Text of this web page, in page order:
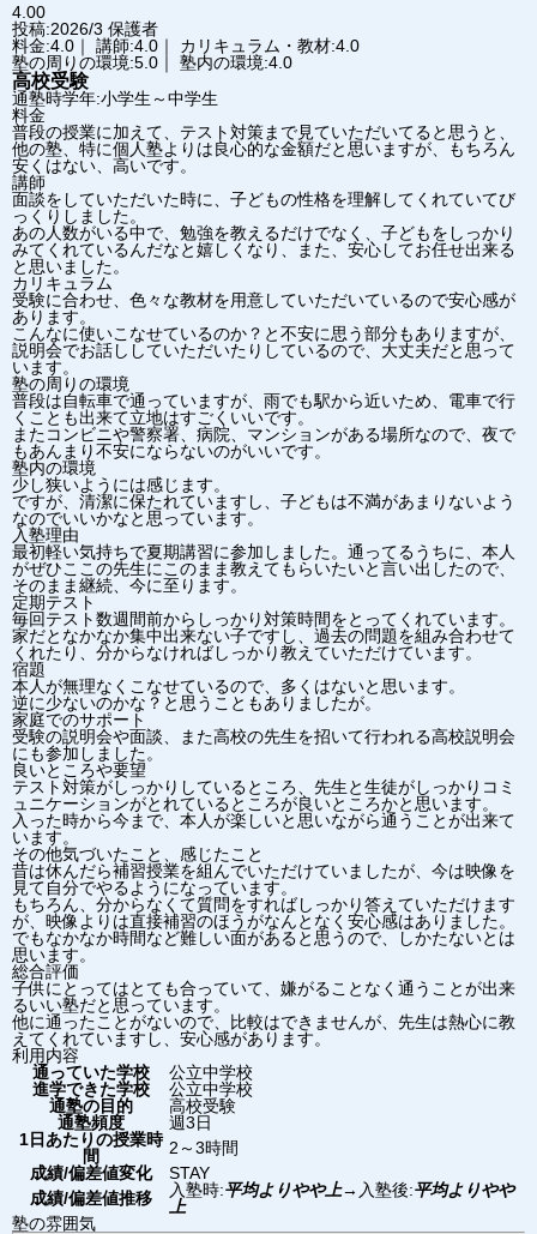
4.00
投稿:2026/3 保護者
料金:4.0｜ 講師:4.0｜ カリキュラム・教材:4.0
塾の周りの環境:5.0｜ 塾内の環境:4.0
高校受験
通塾時学年:小学生～中学生
料金
普段の授業に加えて、テスト対策まで見ていただいてると思うと、
他の塾、特に個人塾よりは良心的な金額だと思いますが、もちろん
安くはない、高いです。
講師
面談をしていただいた時に、子どもの性格を理解してくれていてび
っくりしました。
あの人数がいる中で、勉強を教えるだけでなく、子どもをしっかり
みてくれているんだなと嬉しくなり、また、安心してお任せ出来る
と思いました。
カリキュラム
受験に合わせ、色々な教材を用意していただいているので安心感が
あります。
こんなに使いこなせているのか？と不安に思う部分もありますが、
説明会でお話ししていただいたりしているので、大丈夫だと思って
います。
塾の周りの環境
普段は自転車で通っていますが、雨でも駅から近いため、電車で行
くことも出来て立地はすごくいいです。
またコンビニや警察署、病院、マンションがある場所なので、夜で
もあんまり不安にならないのがいいです。
塾内の環境
少し狭いようには感じます。
ですが、清潔に保たれていますし、子どもは不満があまりないよう
なのでいいかなと思っています。
入塾理由
最初軽い気持ちで夏期講習に参加しました。通ってるうちに、本人
がぜひここの先生にこのまま教えてもらいたいと言い出したので、
そのまま継続、今に至ります。
定期テスト
毎回テスト数週間前からしっかり対策時間をとってくれています。
家だとなかなか集中出来ない子ですし、過去の問題を組み合わせて
くれたり、分からなければしっかり教えていただけています。
宿題
本人が無理なくこなせているので、多くはないと思います。
逆に少ないのかな？と思うこともありましたが。
家庭でのサポート
受験の説明会や面談、また高校の先生を招いて行われる高校説明会
にも参加しました。
良いところや要望
テスト対策がしっかりしているところ、先生と生徒がしっかりコミ
ュニケーションがとれているところが良いところかと思います。
入った時から今まで、本人が楽しいと思いながら通うことが出来て
います。
その他気づいたこと、感じたこと
昔は休んだら補習授業を組んでいただけていましたが、今は映像を
見て自分でやるようになっています。
もちろん、分からなくて質問をすればしっかり答えていただけます
が、映像よりは直接補習のほうがなんとなく安心感はありました。
でもなかなか時間など難しい面があると思うので、しかたないとは
思います。
総合評価
子供にとってはとても合っていて、嫌がることなく通うことが出来
るいい塾だと思っています。
他に通ったことがないので、比較はできませんが、先生は熱心に教
えてくれていますし、安心感があります。
利用内容
通っていた学校
公立中学校
進学できた学校
公立中学校
通塾の目的
高校受験
通塾頻度
週3日
1日あたりの授業時
間
2～3時間
成績/偏差値変化
STAY
成績/偏差値推移
入塾時:平均よりやや上→ 入塾後:平均よりやや
上
塾の雰囲気